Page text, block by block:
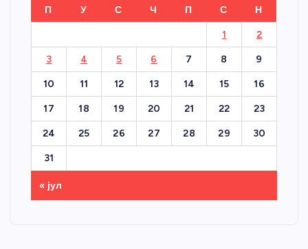
П У С Ч П С Н
1 2
3 4 5 6 7 8 9
10 11 12 13 14 15 16
17 18 19 20 21 22 23
24 25 26 27 28 29 30
31
« јул